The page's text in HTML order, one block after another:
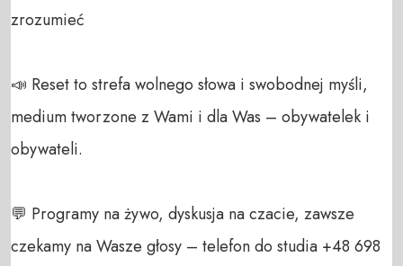
zrozumieć
📣 Reset to strefa wolnego słowa i swobodnej myśli,
medium tworzone z Wami i dla Was – obywatelek i
obywateli.
💬 Programy na żywo, dyskusja na czacie, zawsze
czekamy na Wasze głosy – telefon do studia +48 698